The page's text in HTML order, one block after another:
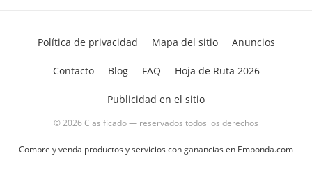
© 2026 Clasificado — reservados todos los derechos
Política de privacidad Mapa del sitio Anuncios
Contacto Blog FAQ Hoja de Ruta 2026
Publicidad en el sitio
Compre y venda productos y servicios con ganancias en Emponda.com